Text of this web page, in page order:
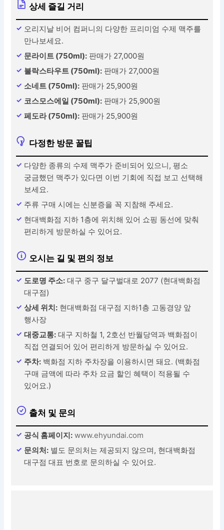
상세 즐길 거리
오리지날 비어 컴퍼니의 다양한 프리미엄 수제 맥주를
만나보세요.
문라이트 (750ml): 판매가 27,000원
불락스타우트 (750ml): 판매가 27,000원
소네트 (750ml): 판매가 25,900원
코스모스에일 (750ml): 판매가 25,900원
페도라 (750ml): 판매가 25,900원
다정한 방문 꿀팁
다양한 종류의 수제 맥주가 준비되어 있으니, 평소
궁금했던 맥주가 있다면 이번 기회에 직접 보고 선택해
보세요.
주류 구매 시에는 신분증을 꼭 지참해 주세요.
현대백화점 지하 1층에 위치해 있어 쇼핑 동선에 맞춰
편리하게 방문하실 수 있어요.
오시는 길 및 편의 정보
도로명 주소: 대구 중구 달구벌대로 2077 (현대백화점
대구점)
상세 위치: 현대백화점 대구점 지하1층 고동경양 앞
행사장
대중교통: 대구 지하철 1, 2호선 반월당역과 백화점이
직접 연결되어 있어 편리하게 방문하실 수 있어요.
주차: 백화점 지하 주차장을 이용하시면 돼요. (백화점
구매 금액에 따라 주차 요금 할인 혜택이 적용될 수
있어요.)
출처 및 문의
공식 홈페이지: www.ehyundai.com
문의처: 별도 문의처는 제공되지 않으며, 현대백화점
대구점 대표 번호로 문의하실 수 있어요.